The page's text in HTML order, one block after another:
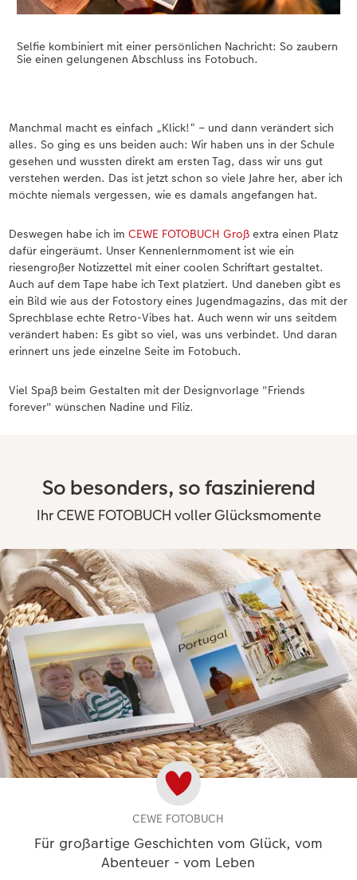
Selfie kombiniert mit einer persönlichen Nachricht: So zaubern
Sie einen gelungenen Abschluss ins Fotobuch.
Manchmal macht es einfach „Klick!“ – und dann verändert sich
alles. So ging es uns beiden auch: Wir haben uns in der Schule
gesehen und wussten direkt am ersten Tag, dass wir uns gut
verstehen werden. Das ist jetzt schon so viele Jahre her, aber ich
möchte niemals vergessen, wie es damals angefangen hat.
Deswegen habe ich imCEWE FOTOBUCH Groß extra einen Platz
dafür eingeräumt. Unser Kennenlernmoment ist wie ein
riesengroßer Notizzettel mit einer coolen Schriftart gestaltet.
Auch auf dem Tape habe ich Text platziert. Und daneben gibt es
ein Bild wie aus der Fotostory eines Jugendmagazins, das mit der
Sprechblase echte Retro-Vibes hat. Auch wenn wir uns seitdem
verändert haben: Es gibt so viel, was uns verbindet. Und daran
erinnert uns jede einzelne Seite im Fotobuch.
Viel Spaß beim Gestalten mit der Designvorlage "Friends
forever" wünschen Nadine und Filiz.
So besonders, so faszinierend
Ihr CEWE FOTOBUCH voller Glücksmomente
CEWE FOTOBUCH
Für großartige Geschichten vom Glück, vom
Abenteuer - vom Leben